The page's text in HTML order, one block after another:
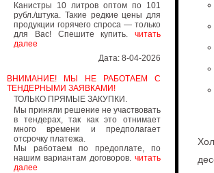
Канистры 10 литров оптом по 101
рубл./штука. Такие редкие цены для
продукции горячего спроса — только
для Вас! Спешите купить. читать
далее
Дата: 8-04-2026
ВНИМАНИЕ! МЫ НЕ РАБОТАЕМ С
ТЕНДЕРНЫМИ ЗАЯВКАМИ!
ТОЛЬКО ПРЯМЫЕ ЗАКУПКИ.
Мы приняли решение не участвовать
в тендерах, так как это отнимает
много времени и предполагает
отсрочку платежа.
Мы работаем по предоплате, по
нашим вариантам договоров. читать
далее